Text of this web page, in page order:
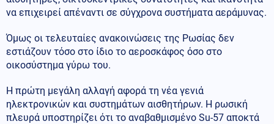
να επιχειρεί απέναντι σε σύγχρονα συστήματα αεράμυνας.
Όμως οι τελευταίες ανακοινώσεις της Ρωσίας δεν
εστιάζουν τόσο στο ίδιο το αεροσκάφος όσο στο
οικοσύστημα γύρω του.
Η πρώτη μεγάλη αλλαγή αφορά τη νέα γενιά
ηλεκτρονικών και συστημάτων αισθητήρων. Η ρωσική
πλευρά υποστηρίζει ότι το αναβαθμισμένο Su-57 αποκτά